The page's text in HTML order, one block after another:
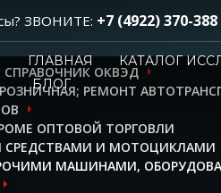
ЗВОНИТЕ: +7 (4922) 370-388
ГЛАВНАЯ КАТАЛОГ
БЛОГ
СПРАВОЧНИК ОКВЭД
РЕМОНТ
ОПТОВОЙ ТОРГОВЛИ
СРЕДСТВАМИ И МОТОЦИКЛАМИ
МАШИНАМИ,